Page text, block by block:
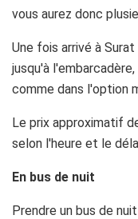
vous aurez donc
Une fois arrivé à
jusqu'à
comme dans l'option
Le prix approximatif
selon l'heure et le
En bus de nuit
Prendre un bus de